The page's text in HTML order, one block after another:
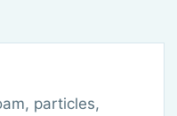
particles,